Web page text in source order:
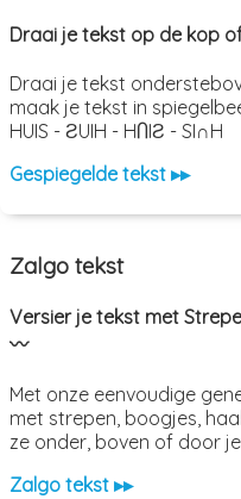
Draai je tekst op de kop
Draai je tekst
maak je tekst in
HUIS - ƧUIH - HႶIƧ - SI∩H
Gespiegelde tekst ▸▸
Zalgo tekst
Versier je tekst met
〰️
Met onze eenvoudige
met strepen, boogjes,
ze onder, boven of door
Zalgo tekst ▸▸